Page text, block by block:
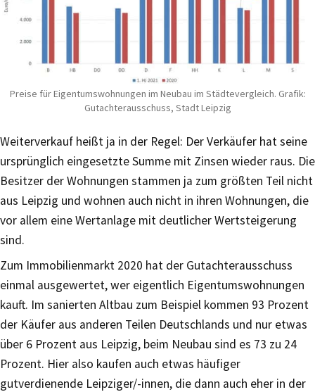
Preise für Eigentumswohnungen im Neubau im Städtevergleich. Grafik:
Gutachterausschuss, Stadt Leipzig
Weiterverkauf heißt ja in der Regel: Der Verkäufer hat seine
ursprünglich eingesetzte Summe mit Zinsen wieder raus. Die
Besitzer der Wohnungen stammen ja zum größten Teil nicht
aus Leipzig und wohnen auch nicht in ihren Wohnungen, die
vor allem eine Wertanlage mit deutlicher Wertsteigerung
sind.
Zum Immobilienmarkt 2020 hat der Gutachterausschuss
einmal ausgewertet, wer eigentlich Eigentumswohnungen
kauft. Im sanierten Altbau zum Beispiel kommen 93 Prozent
der Käufer aus anderen Teilen Deutschlands und nur etwas
über 6 Prozent aus Leipzig, beim Neubau sind es 73 zu 24
Prozent. Hier also kaufen auch etwas häufiger
gutverdienende Leipziger/-innen, die dann auch eher in der